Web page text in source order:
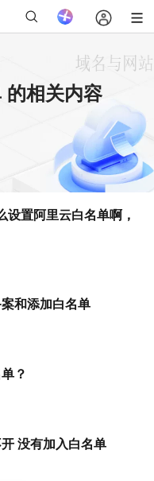
的相关内容
置阿里云白名单啊，
和添加白名单
？
没有加入白名单